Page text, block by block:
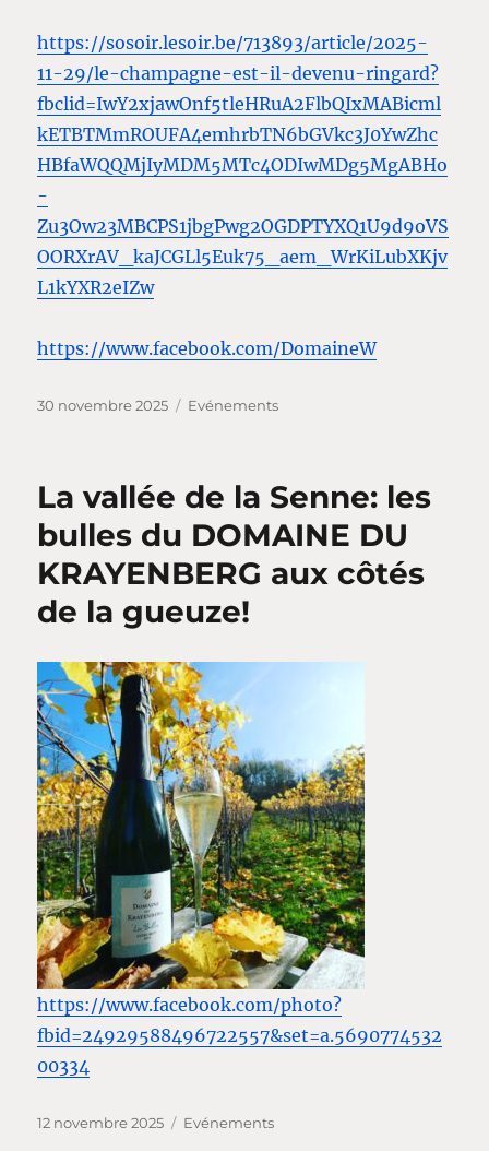
https://sosoir.lesoir.be/713893/article/2025-
11-29/le-champagne-est-il-devenu-ringard?
fbclid=IwY2xjawOnf5tleHRuA2FlbQIxMABicml
kETBTMmROUFA4emhrbTN6bGVkc3J0YwZhc
HBfaWQQMjIyMDM5MTc4ODIwMDg5MgABHo
-
Zu3Ow23MBCPS1jbgPwg2OGDPTYXQ1U9d9oVS
OORXrAV_kaJCGLl5Euk75_aem_WrKiLubXKjv
L1kYXR2eIZw
https://www.facebook.com/DomaineW
Publié
30 novembre 2025 Catégories
Evénements
La vallée de la Senne: les
bulles du DOMAINE DU
KRAYENBERG aux côtés
de la gueuze!
https://www.facebook.com/photo?
fbid=24929588496722557&set=a.5690774532
00334
Publié
12 novembre 2025 Catégories
Evénements